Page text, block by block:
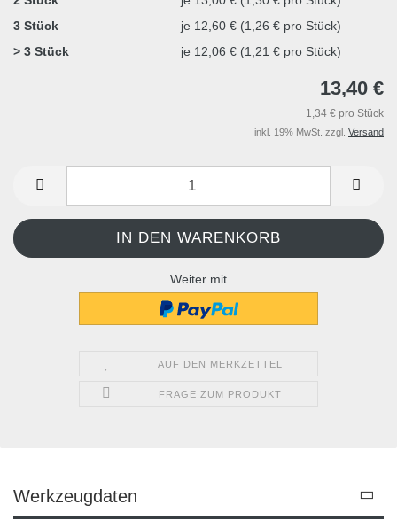
3 Stück
je 12,60 € (1,26 € pro Stück)
> 3 Stück
je 12,06 € (1,21 € pro Stück)
13,40 €
1,34 € pro Stück
inkl. 19% MwSt. zzgl. Versand
Weiter mit
AUF DEN MERKZETTEL
FRAGE ZUM PRODUKT
Werkzeugdaten